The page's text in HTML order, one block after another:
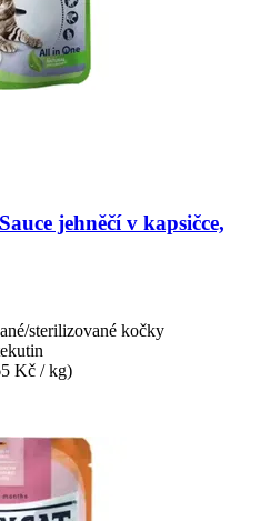
jehněčí v kapsičce,
sterilizované kočky
Kč / kg)